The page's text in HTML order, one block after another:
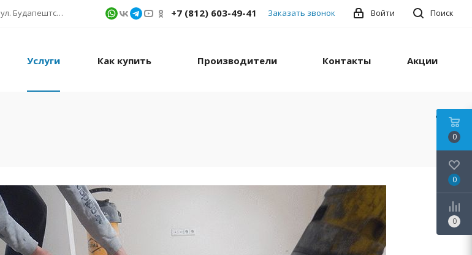
г. Санкт-Петербург, ул. Фучика д. 9, ТК "КУБАТУРА" (вход со стороны ул. Будапештской) № 1в.541 Поиск
Войти
+7 (812) 603-49-41 Заказать звонок
Услуги Как купить Производители Контакты Акции
0
0
0